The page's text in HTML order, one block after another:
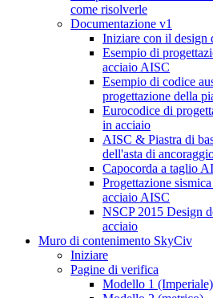
come risolverle
Documentazione v1
Iniziare con il design
Esempio di
acciaio AISC
Esempio di codice
progettazione della
Eurocodice di
in acciaio
AISC & Piastra di
dell'asta di
Capocorda a taglio
Progettazione
acciaio AISC
NSCP 2015 Design
acciaio
Muro di contenimento SkyCiv
Iniziare
Pagine di verifica
Modello 1 (Imperiale)